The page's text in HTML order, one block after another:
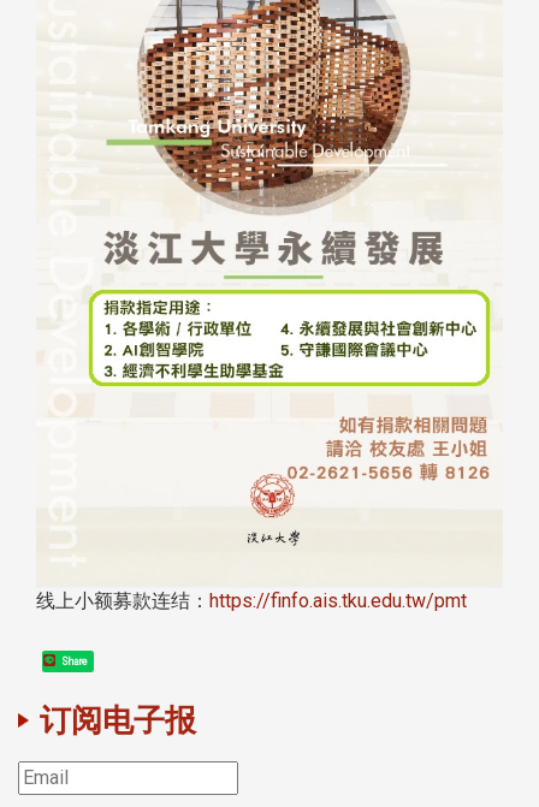
线上小额募款连结： https://finfo.ais.tku.edu.tw/pmt
Share
订阅电子报